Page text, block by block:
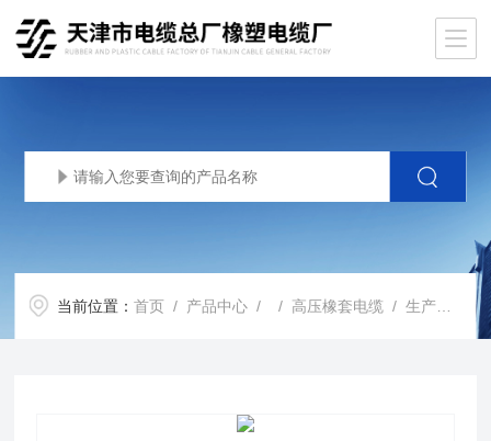
当前位置：首页 / 产品中心 / / 高压橡套电缆 / 生产基地UGF橡套电缆UGF电缆UGF高压电缆